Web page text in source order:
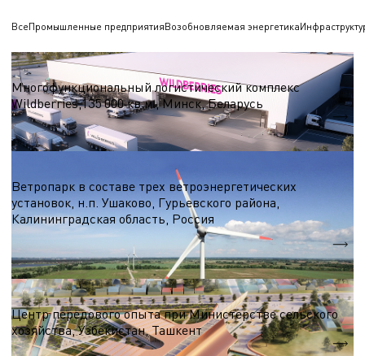
ВсеПромышленные предприятияВозобновляемая энергетика
Логистические центры и склады
Многофункциональный логистический комплекс
Wildberries,135 000 кв.м., Минск, Беларусь
S = 135 000 кв.м.
Ветропарк в составе трех ветроэнергетических
установок, н.п. Ушаково, Гурьевского района,
Калининградская область, Россия
Выставочный комплекс
Центр передового опыта при Министерстве сельского
хозяйства, Узбекистан, Ташкент
S = 13 590 м.кв.